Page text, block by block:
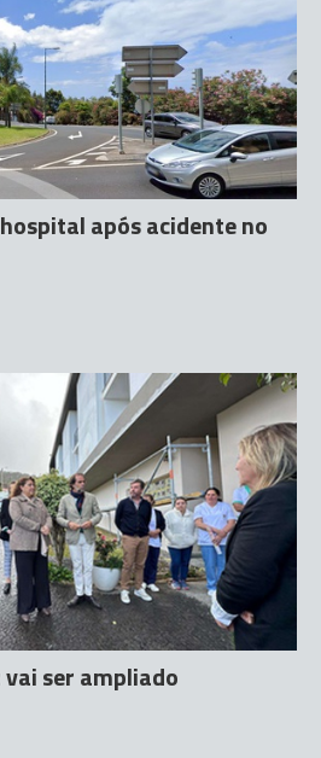
após acidente no
ser ampliado